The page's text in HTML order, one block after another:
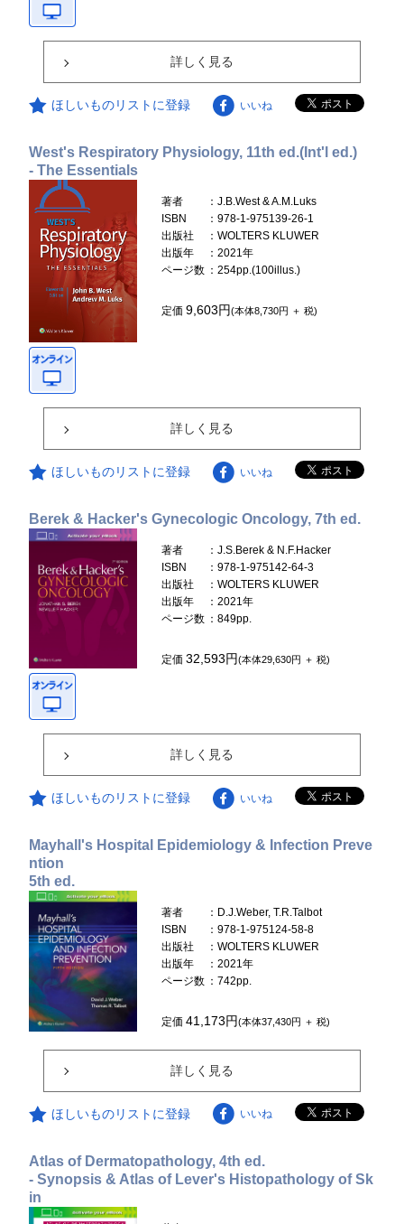
詳しく見る
ほしいものリストに登録 いいね
West's Respiratory Physiology, 11th ed.(Int'l ed.)
- The Essentials
著者
：J.B.West & A.M.Luks
ISBN
：978-1-975139-26-1
出版社
：WOLTERS KLUWER
出版年
：2021年
ページ数 ：254pp.(100illus.)
定価9,603円(本体8,730円 ＋ 税)
詳しく見る
ほしいものリストに登録 いいね
Berek & Hacker's Gynecologic Oncology, 7th ed.
著者
：J.S.Berek & N.F.Hacker
ISBN
：978-1-975142-64-3
出版社
：WOLTERS KLUWER
出版年
：2021年
ページ数 ：849pp.
定価32,593円(本体29,630円 ＋ 税)
詳しく見る
ほしいものリストに登録 いいね
Mayhall's Hospital Epidemiology & Infection Preve
ntion
5th ed.
著者
：D.J.Weber, T.R.Talbot
ISBN
：978-1-975124-58-8
出版社
：WOLTERS KLUWER
出版年
：2021年
ページ数 ：742pp.
定価41,173円(本体37,430円 ＋ 税)
詳しく見る
ほしいものリストに登録 いいね
Atlas of Dermatopathology, 4th ed.
- Synopsis & Atlas of Lever's Histopathology of Sk
in